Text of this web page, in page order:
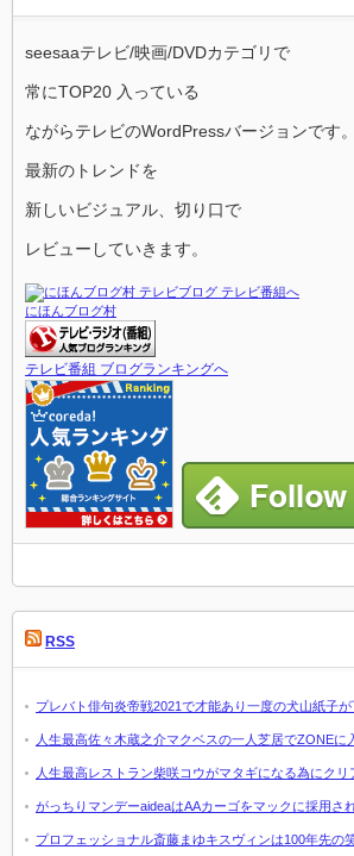
seesaaテレビ/映画/DVDカテゴリで
常にTOP20 入っている
ながらテレビのWordPressバージョンです。
最新のトレンドを
新しいビジュアル、切り口で
レビューしていきます。
にほんブログ村
テレビ番組 ブログランキングへ
RSS
プレバト俳句炎帝戦2021で才能あり一度の犬山紙子が
人生最高佐々木蔵之介マクベスの一人芝居でZONEに
人生最高レストラン柴咲コウがマタギになる為にクリ
がっちりマンデーaideaはAAカーゴをマックに採用さ
プロフェッショナル斎藤まゆキスヴィンは100年先の